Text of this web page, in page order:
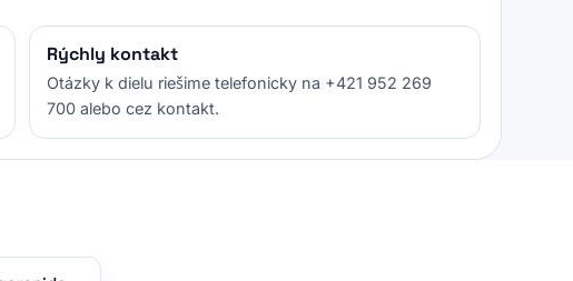
Rýchly kontakt
Otázky k dielu riešime telefonicky na +421 952 269
700 alebo cez kontakt.